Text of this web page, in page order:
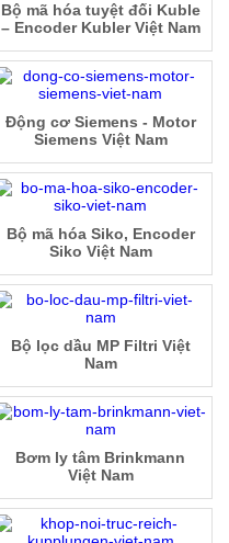
Bộ mã hóa tuyệt đối Kuble
– Encoder Kubler Việt Nam
Động cơ Siemens - Motor
Siemens Việt Nam
Bộ mã hóa Siko, Encoder
Siko Việt Nam
Bộ lọc dầu MP Filtri Việt
Nam
Bơm ly tâm Brinkmann
Việt Nam